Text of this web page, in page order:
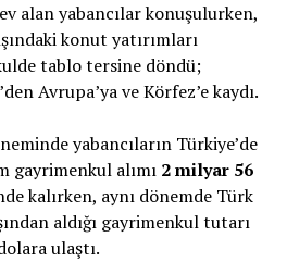
alan yabancılar konuşulurken,
konut yatırımları
tablo tersine döndü;
Avrupa’ya ve Körfez’e kaydı.
yabancıların Türkiye’de
gayrimenkul alımı 2 milyar 56
kalırken, aynı dönemde Türk
aldığı gayrimenkul tutarı
ulaştı.